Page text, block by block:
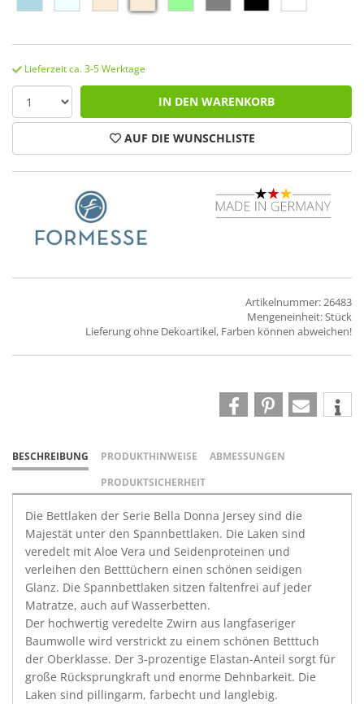
Lieferzeit ca. 3-5 Werktage
IN DEN WARENKORB
AUF DIE WUNSCHLISTE
Artikelnummer: 26483
Mengeneinheit: Stück
Lieferung ohne Dekoartikel, Farben können abweichen!
BESCHREIBUNG PRODUKTHINWEISE
ABMESSUNGEN
PRODUKTSICHERHEIT
Die Bettlaken der Serie Bella Donna Jersey sind die
Majestät unter den Spannbettlaken. Die Laken sind
veredelt mit Aloe Vera und Seidenproteinen und
verleihen den Betttüchern einen schönen seidigen
Glanz. Die Spannbettlaken sitzen faltenfrei auf jeder
Matratze, auch auf Wasserbetten.
Der hochwertig veredelte Zwirn aus langfaseriger
Baumwolle wird verstrickt zu einem schönen Betttuch
der Oberklasse. Der 3-prozentige Elastan-Anteil sorgt für
große Rücksprungkraft und enorme Dehnbarkeit. Die
Laken sind pillingarm, farbecht und langlebig.